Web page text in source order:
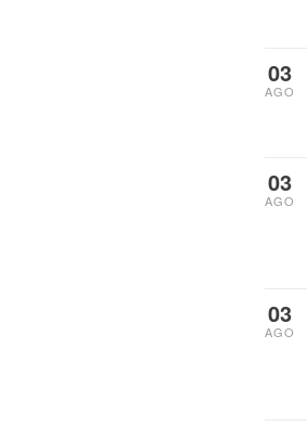
03
AGO
03
AGO
03
AGO